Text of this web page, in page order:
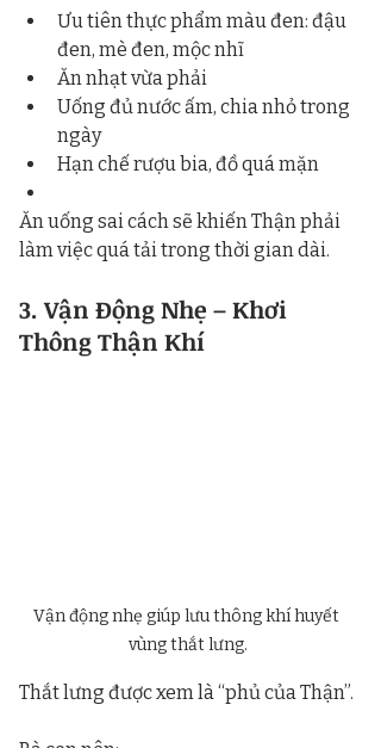
Ưu tiên thực phẩm màu đen: đậu
đen, mè đen, mộc nhĩ
Ăn nhạt vừa phải
Uống đủ nước ấm, chia nhỏ trong
ngày
Hạn chế rượu bia, đồ quá mặn
Ăn uống sai cách sẽ khiến Thận phải
làm việc quá tải trong thời gian dài.
3. Vận Động Nhẹ – Khơi
Thông Thận Khí
Vận động nhẹ giúp lưu thông khí huyết
vùng thắt lưng.
Thắt lưng được xem là “phủ của Thận”.